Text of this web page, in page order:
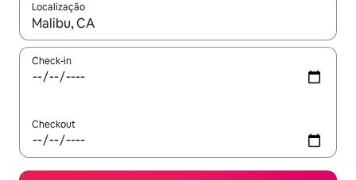
Localização
Quando os resultados estiverem disponíveis, explore-os
Check-in
Checkout